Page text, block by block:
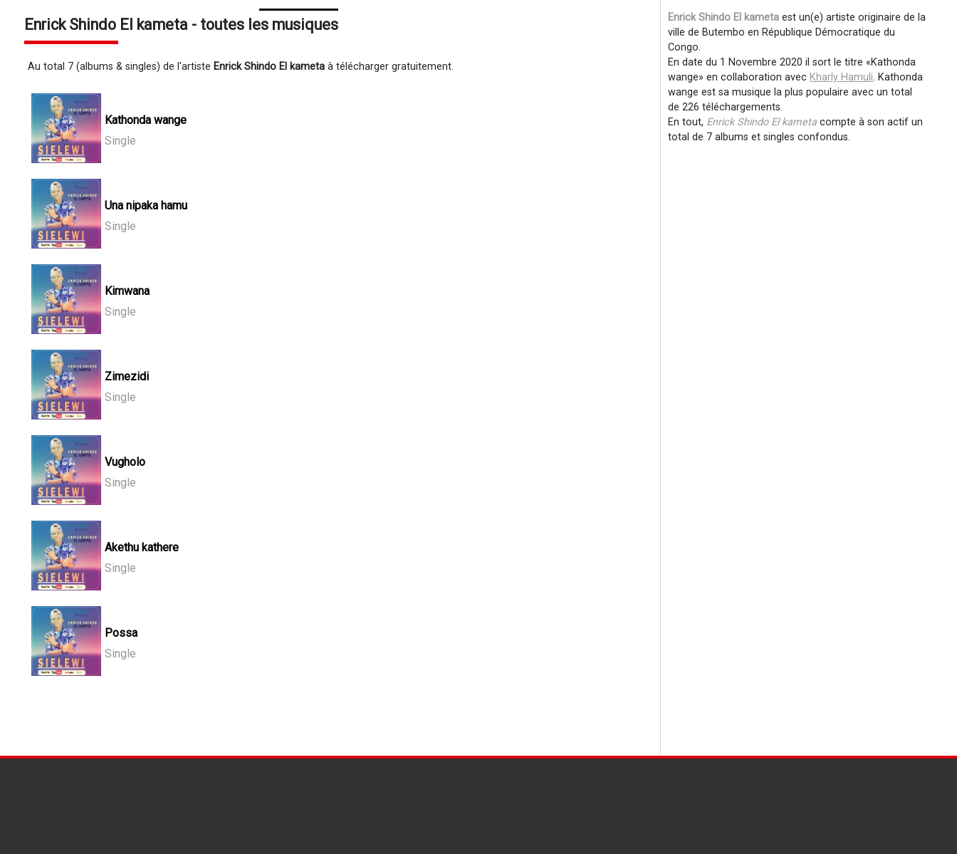
Enrick Shindo El kameta - toutes les musiques
Au total 7 (albums & singles) de l'artiste Enrick Shindo El kametaà télécharger gratuitement.
Kathonda wange
Single
Una nipaka hamu
Single
Kimwana
Single
Zimezidi
Single
Vugholo
Single
Akethu kathere
Single
Possa
Single
Enrick Shindo El kameta est un(e) artiste originaire de la
ville de Butembo en République Démocratique du
Congo.
En date du 1 Novembre 2020 il sort le titre Kathonda
wange
en collaboration avec Kharly Hamuli. Kathonda
wange est sa musique la plus populaire avec un total
de 226 téléchargements.
En tout, Enrick Shindo El kameta compte à son actif un
total de 7 albums et singles confondus.